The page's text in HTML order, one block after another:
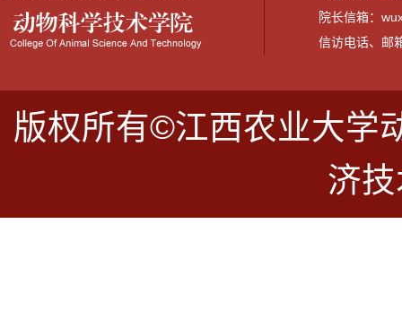
院长信箱：
信访电话、邮
版权所有©江西农业大学
济